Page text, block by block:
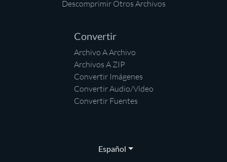
Descomprimir Otros Archivos
Convertir
Archivo A Archivo
Archivos A ZIP
Convertir Imágenes
Convertir Audio/Vídeo
Convertir Fuentes
Español